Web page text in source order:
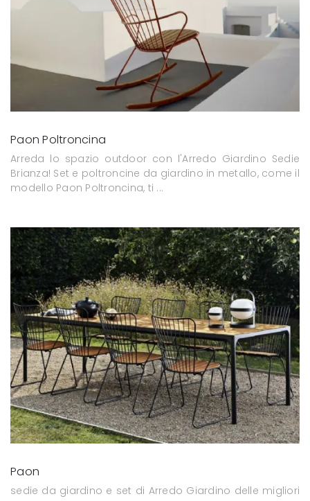
Paon Poltroncina
Arreda lo spazio outdoor con l'Arredo Giardino Sedie
Brianza! Set e poltroncine da giardino in metallo, come il
modello Paon Poltroncina, ti ...
Paon
sedie da giardino e set di Arredo Giardino delle migliori